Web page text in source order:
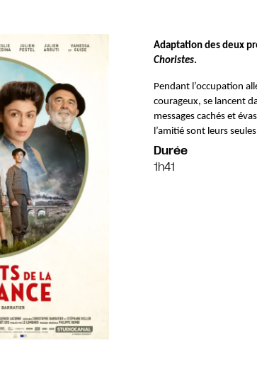
Choristes.
Pendant l’occupation
courageux, se lancent
messages cachés et
l’amitié sont leurs
Durée
1h41